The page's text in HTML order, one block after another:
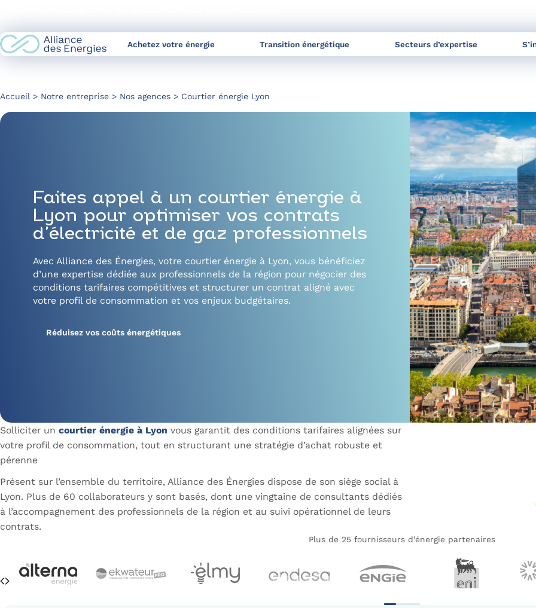
Content
Achetez votre énergie Transition énergétique Secteurs d’expertise
Accueil Notre entreprise Nos agences Courtier énergie Lyon
Faites appel à un courtier énergie à
Lyon pour optimiser vos contrats
d’électricité et de gaz professionnels
Avec Alliance des Énergies, votre courtier énergie à Lyon, vous bénéficiez
d’une expertise dédiée aux professionnels de la région pour négocier des
conditions tarifaires compétitives et structurer un contrat aligné avec
votre profil de consommation et vos enjeux budgétaires.
Réduisez vos coûts énergétiques
Solliciter un courtier énergie à Lyon vous garantit des conditions tarifaires alignées sur
votre profil de consommation, tout en structurant une stratégie d’achat robuste et
pérenne
Présent sur l’ensemble du territoire, Alliance des Énergies dispose de son siège social à
Lyon. Plus de 60 collaborateurs y sont basés, dont une vingtaine de consultants dédiés
à l’accompagnement des professionnels de la région et au suivi opérationnel de leurs
contrats.
Plus de 25 fournisseurs d’énergie partenaires